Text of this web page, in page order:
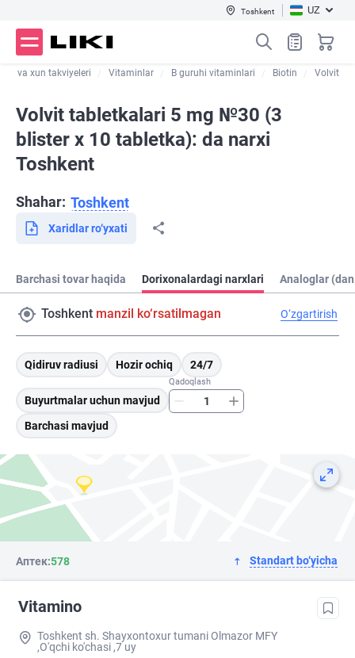
Toshkent UZ
va xun takviyeleri Vitaminlar B guruhi vitaminlari Biotin Volvit
Volvit tabletkalari 5 mg №30 (3
blister х 10 tabletka): da narxi
Toshkent
Shahar: Toshkent
Xaridlar ro‘yxati
Barchasi tovar haqida Dorixonalardagi narxlari Analoglar
Toshkent manzil ko‘rsatilmagan O‘zgartirish
Qidiruv radiusi Hozir ochiq 24/7
Buyurtmalar uchun mavjud
Qadoqlash
Barchasi mavjud
Аптек:578 Standart bo‘yicha
Vitamino
Toshkent sh. Shayxontoxur tumani Olmazor MFY
,O'qchi ko'chasi ,7 uy